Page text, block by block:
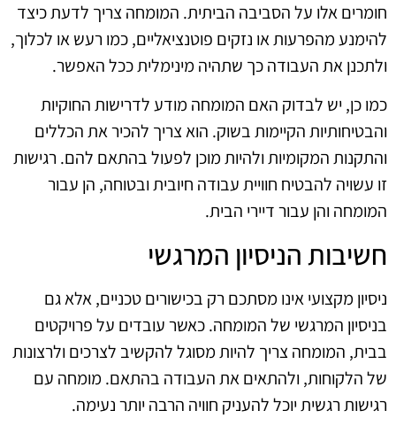
חומרים אלו על הסביבה הביתית. המומחה צריך לדעת כיצד
להימנע מהפרעות או נזקים פוטנציאליים, כמו רעש או לכלוך,
ולתכנן את העבודה כך שתהיה מינימלית ככל האפשר.
כמו כן, יש לבדוק האם המומחה מודע לדרישות החוקיות
והבטיחותיות הקיימות בשוק. הוא צריך להכיר את הכללים
והתקנות המקומיות ולהיות מוכן לפעול בהתאם להם. רגישות
זו עשויה להבטיח חוויית עבודה חיובית ובטוחה, הן עבור
המומחה והן עבור דיירי הבית.
חשיבות הניסיון המרגשי
ניסיון מקצועי אינו מסתכם רק בכישורים טכניים, אלא גם
בניסיון המרגשי של המומחה. כאשר עובדים על פרויקטים
בבית, המומחה צריך להיות מסוגל להקשיב לצרכים ולרצונות
של הלקוחות, ולהתאים את העבודה בהתאם. מומחה עם
רגישות רגשית יוכל להעניק חוויה הרבה יותר נעימה.